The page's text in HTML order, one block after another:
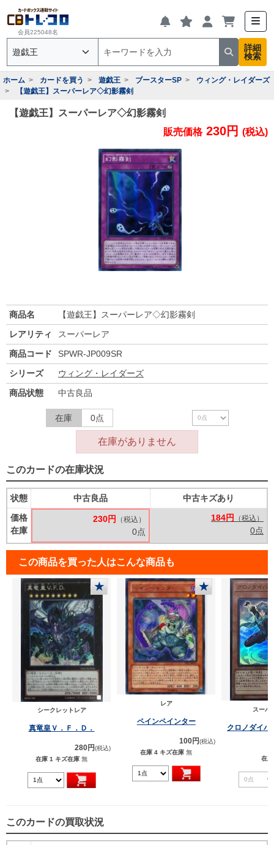
会員225048名
詳細
検索
ホーム カードを買う 遊戯王 ブースターSP
ウィング・レイダーズ
【遊戯王】スーパーレア◇幻影霧剣
【遊戯王】スーパーレア◇幻影霧剣
販売価格 230円 (税込)
商品名
【遊戯王】スーパーレア◇幻影霧剣
レアリティ
スーパーレア
商品コード
SPWR-JP009SR
シリーズ
ウィング・レイダーズ
商品状態
中古良品
在庫 0点
在庫がありません
このカードの在庫状況
状態
価格
在庫
中古良品
230円 （税込）
0点
中古キズあり
184円
（税込）
0点
この商品を買った人はこんな商品も
★
シークレットレア
真竜皇Ｖ．Ｆ．Ｄ．
280円(税込)
在庫 1 キズ在庫 無
★
レア
ペインペインター
100円(税込)
在庫 4 キズ在庫 無
スーパ
クロノダイバ
在
このカードの買取状況